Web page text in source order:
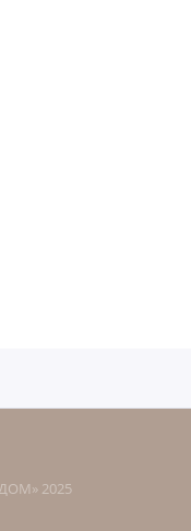
2025